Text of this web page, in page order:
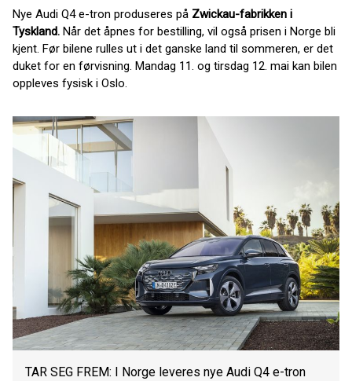
Nye Audi Q4 e-tron produseres på Zwickau-fabrikken i
Tyskland. Når det åpnes for bestilling, vil også prisen i Norge bli
kjent. Før bilene rulles ut i det ganske land til sommeren, er det
duket for en førvisning. Mandag 11. og tirsdag 12. mai kan bilen
oppleves fysisk i Oslo.
TAR SEG FREM: I Norge leveres nye Audi Q4 e-tron